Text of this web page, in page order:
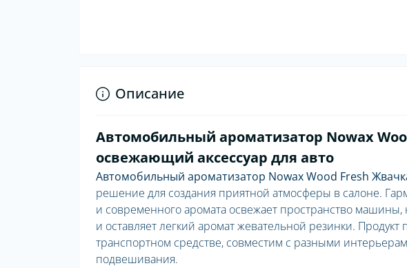
Описание
Автомобильный ароматизатор Nowax
освежающий аксессуар для авто
Автомобильный ароматизатор Nowax Wood Fresh
решение для создания приятной атмосферы в салоне.
и современного аромата освежает пространство машины,
и оставляет легкий аромат жевательной резинки.
транспортном средстве, совместим с разными
подвешивания.